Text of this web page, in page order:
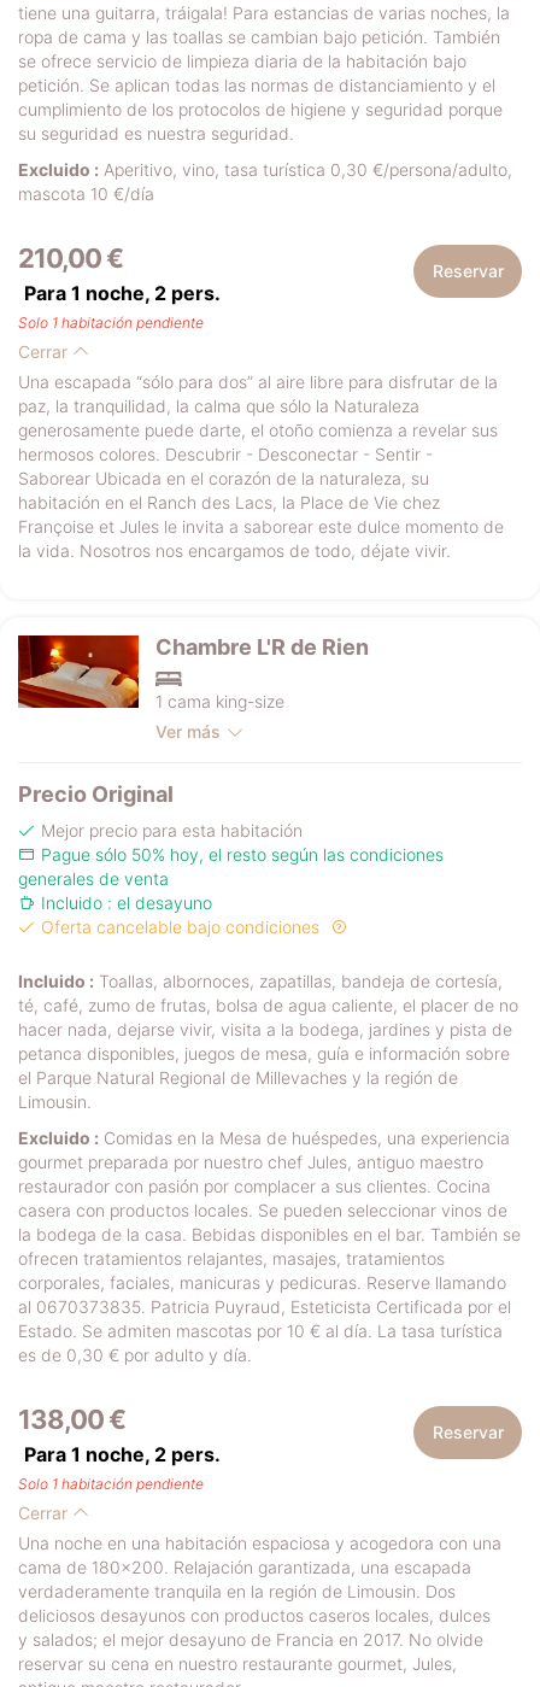
tiene una guitarra, tráigala! Para estancias de varias noches, la
ropa de cama y las toallas se cambian bajo petición. También
se ofrece servicio de limpieza diaria de la habitación bajo
petición. Se aplican todas las normas de distanciamiento y el
cumplimiento de los protocolos de higiene y seguridad porque
su seguridad es nuestra seguridad.
Excluido : Aperitivo, vino, tasa turística 0,30 €/persona/adulto,
mascota 10 €/día
210,00 €
Para 1 noche, 2 pers.
Reservar
Solo 1 habitación pendiente
Cerrar
Una escapada “sólo para dos” al aire libre para disfrutar de la
paz, la tranquilidad, la calma que sólo la Naturaleza
generosamente puede darte, el otoño comienza a revelar sus
hermosos colores. Descubrir - Desconectar - Sentir -
Saborear Ubicada en el corazón de la naturaleza, su
habitación en el Ranch des Lacs, la Place de Vie chez
Françoise et Jules le invita a saborear este dulce momento de
la vida. Nosotros nos encargamos de todo, déjate vivir.
Chambre L'R de Rien
1 cama king-size
Ver más
Precio Original
Mejor precio para esta habitación
Pague sólo 50% hoy, el resto según las condiciones
generales de venta
Incluido : el desayuno
Oferta cancelable bajo condiciones
Incluido : Toallas, albornoces, zapatillas, bandeja de cortesía,
té, café, zumo de frutas, bolsa de agua caliente, el placer de no
hacer nada, dejarse vivir, visita a la bodega, jardines y pista de
petanca disponibles, juegos de mesa, guía e información sobre
el Parque Natural Regional de Millevaches y la región de
Limousin.
Excluido : Comidas en la Mesa de huéspedes, una experiencia
gourmet preparada por nuestro chef Jules, antiguo maestro
restaurador con pasión por complacer a sus clientes. Cocina
casera con productos locales. Se pueden seleccionar vinos de
la bodega de la casa. Bebidas disponibles en el bar. También se
ofrecen tratamientos relajantes, masajes, tratamientos
corporales, faciales, manicuras y pedicuras. Reserve llamando
al 0670373835. Patricia Puyraud, Esteticista Certificada por el
Estado. Se admiten mascotas por 10 € al día. La tasa turística
es de 0,30 € por adulto y día.
138,00 €
Para 1 noche, 2 pers.
Reservar
Solo 1 habitación pendiente
Cerrar
Una noche en una habitación espaciosa y acogedora con una
cama de 180x200. Relajación garantizada, una escapada
verdaderamente tranquila en la región de Limousin. Dos
deliciosos desayunos con productos caseros locales, dulces
y salados; el mejor desayuno de Francia en 2017. No olvide
reservar su cena en nuestro restaurante gourmet, Jules,